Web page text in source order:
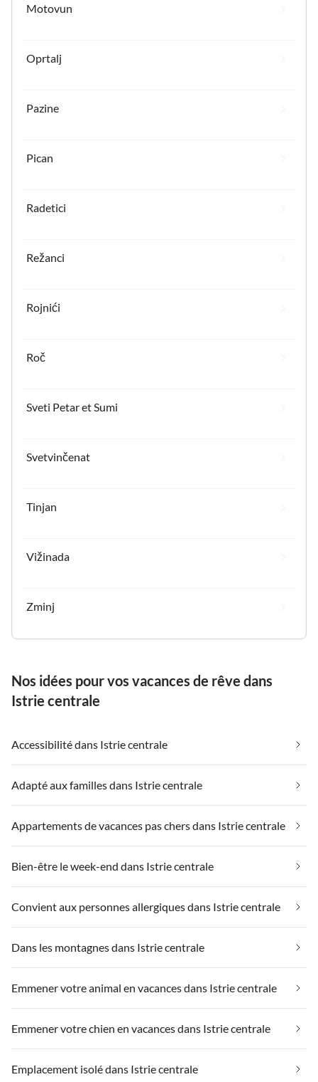
Motovun
Oprtalj
Pazine
Pican
Radetici
Režanci
Rojnići
Roč
Sveti Petar et Sumi
Svetvinčenat
Tinjan
Vižinada
Zminj
Nos idées pour vos vacances de rêve dans
Istrie centrale
Accessibilité dans Istrie centrale
Adapté aux familles dans Istrie centrale
Appartements de vacances pas chers dans Istrie centrale
Bien-être le week-end dans Istrie centrale
Convient aux personnes allergiques dans Istrie centrale
Dans les montagnes dans Istrie centrale
Emmener votre animal en vacances dans Istrie centrale
Emmener votre chien en vacances dans Istrie centrale
Emplacement isolé dans Istrie centrale